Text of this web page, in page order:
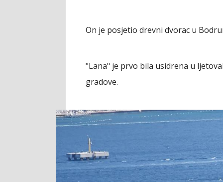
On je posjetio drevni dvorac u
"Lana" je prvo bila usidrena u
gradove.